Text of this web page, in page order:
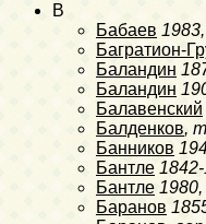
B
Бабаев 1983
Багратион-
Баландин
Баландин
Балавенский
Балденков,
Банников
Бантле
Бантле 1980
Баранов